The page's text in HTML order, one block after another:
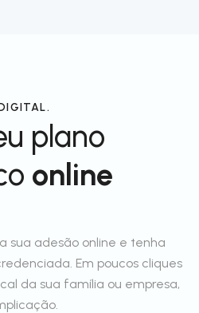
plano
online
sua adesão online e tenha
Em poucos cliques
da sua família ou empresa,